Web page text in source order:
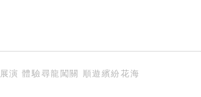
演 體驗尋龍闖關 順遊繽紛花海